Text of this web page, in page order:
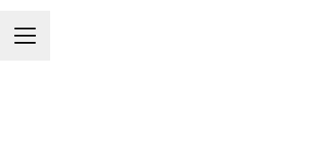
CARRIÈREMENU